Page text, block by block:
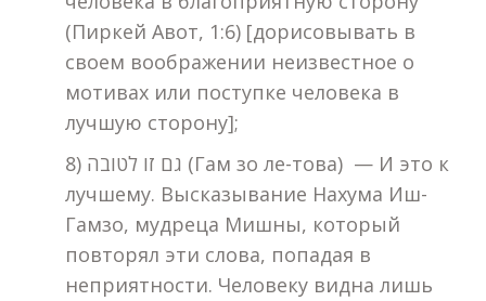
(Пиркей Авот, 1:6) [дорисовывать в
своем воображении неизвестное о
мотивах или поступке человека в
лучшую сторону];
8) גם זו לטובה (Гам зо ле-това) — И это к
лучшему. Высказывание Нахума Иш-
Гамзо, мудреца Мишны, который
повторял эти слова, попадая в
неприятности. Человеку видна лишь